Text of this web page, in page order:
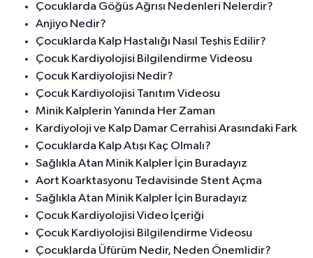
Çocuklarda Göğüs Ağrısı Nedenleri Nelerdir?
Anjiyo Nedir?
Çocuklarda Kalp Hastalığı Nasıl Teşhis Edilir?
Çocuk Kardiyolojisi Bilgilendirme Videosu
Çocuk Kardiyolojisi Nedir?
Çocuk Kardiyolojisi Tanıtım Videosu
Minik Kalplerin Yanında Her Zaman
Kardiyoloji ve Kalp Damar Cerrahisi Arasındaki Fark
Çocuklarda Kalp Atışı Kaç Olmalı?
Sağlıkla Atan Minik Kalpler İçin Buradayız
Aort Koarktasyonu Tedavisinde Stent Açma
Sağlıkla Atan Minik Kalpler İçin Buradayız
Çocuk Kardiyolojisi Video İçeriği
Çocuk Kardiyolojisi Bilgilendirme Videosu
Çocuklarda Üfürüm Nedir, Neden Önemlidir?